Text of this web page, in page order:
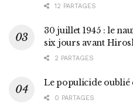
12 PARTAGES
30 juillet 1945 : le
six jours avant
2 PARTAGES
Le populicide oublié
0 PARTAGES